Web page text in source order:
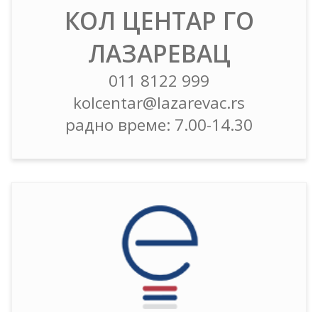
КОЛ ЦЕНТАР ГО
ЛАЗАРЕВАЦ
011 8122 999
kolcentar@lazarevac.rs
радно време: 7.00-14.30